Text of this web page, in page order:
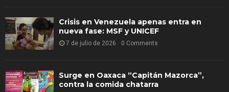
Crisis en Venezuela apenas entra en
nueva fase: MSF y UNICEF
7 de julio de 2026 0 Comments
Surge en Oaxaca “Capitán Mazorca”,
contra la comida chatarra